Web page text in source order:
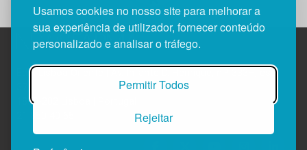
Usamos cookies no nosso site para melhorar a
sua experiência de utilizador, fornecer conteúdo
personalizado e analisar o tráfego.
Permitir Todos
Rejeitar
Edif. Lisboa Oriente | Av. Infante D. Henrique, n.º 333H, esc.
1800-282 Lisboa | Portugal